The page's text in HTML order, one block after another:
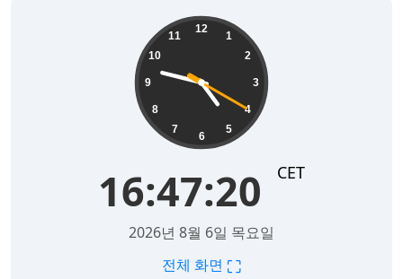
12
1
2
3
4
5
6
7
8
9
10
11
16:47:22 CET
2026년 8월 6일 목요일
전체 화면 ⛶